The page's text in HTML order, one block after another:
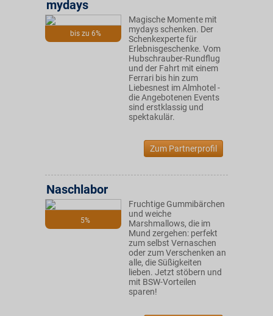
bis zu 6%
mydays
Magische Momente mit
mydays schenken. Der
Schenkexperte für
Erlebnisgeschenke. Vom
Hubschrauber-Rundflug
und der Fahrt mit einem
Ferrari bis hin zum
Liebesnest im Almhotel -
die Angebotenen Events
sind erstklassig und
spektakulär.
Zum Partnerprofil
5%
Naschlabor
Fruchtige Gummibärchen
und weiche
Marshmallows, die im
Mund zergehen: perfekt
zum selbst Vernaschen
oder zum Verschenken an
alle, die Süßigkeiten
lieben. Jetzt stöbern und
mit BSW-Vorteilen
sparen!